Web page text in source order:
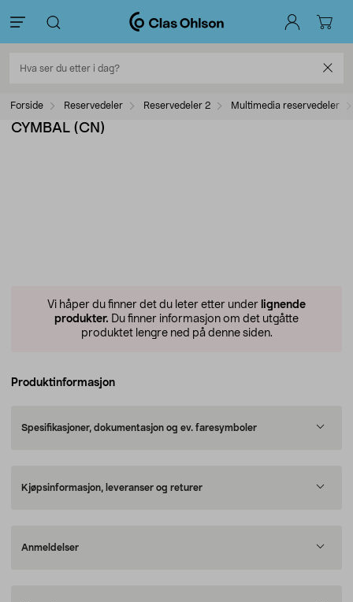
Forside Reservedeler Reservedeler 2 Multimedia reservedeler
CYMBAL (CN)
Vi håper du finner det du leter etter under lignende
produkter. Du finner informasjon om det utgåtte
produktet lengre ned på denne siden.
Produktinformasjon
Spesifikasjoner, dokumentasjon og ev. faresymboler
Kjøpsinformasjon, leveranser og returer
Anmeldelser